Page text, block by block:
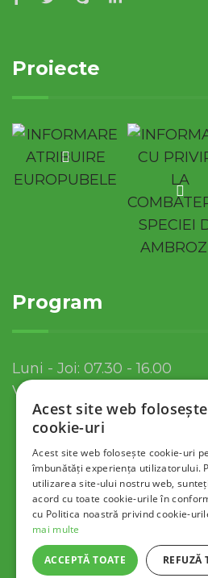
Proiecte
Program
Luni - Joi: 07.30 - 16.00
Vineri: 07.30 - 13.30
© 2022 Servicii Publice SA
Politica de
Acest site web folosește
cookie-uri
Acest site web folosește cookie-uri
îmbunătăți experiența utilizatorului.
utilizarea site-ului nostru web,
acord cu toate cookie-urile în
cu Politica noastră privind cookie-
mai multe
ACCEPTĂ TOATE REFUZĂ